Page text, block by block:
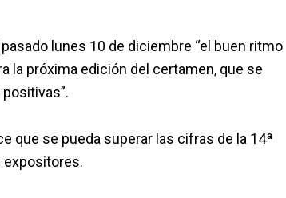
lunes 10 de diciembre “el buen ritmo
la próxima edición del certamen, que se
que se pueda superar las cifras de la 14ª
expositores.